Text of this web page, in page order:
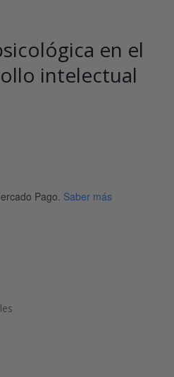
en el
intelectual
Pago. Saber más